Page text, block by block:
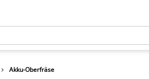
Akku-Oberfräse